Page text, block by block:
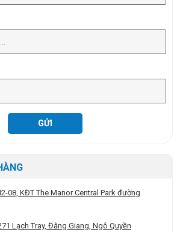
08, KĐT The Manor Central Park đường
Lạch Tray, Đằng Giang, Ngô Quyền